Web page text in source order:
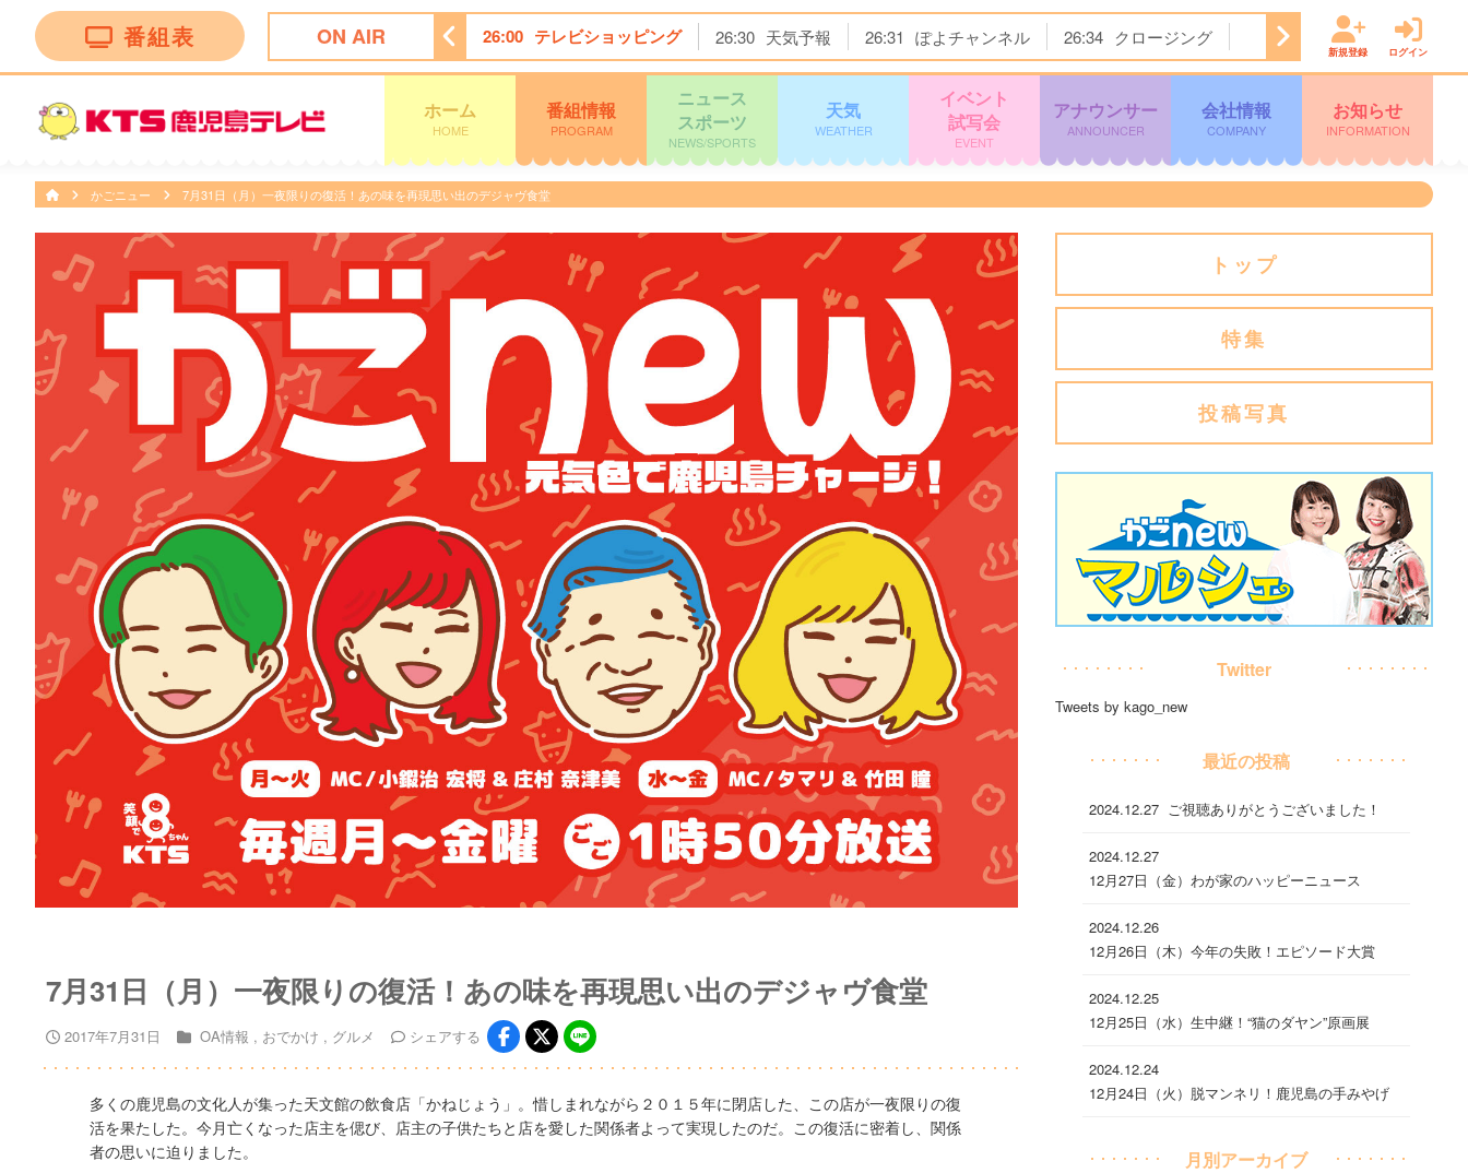
番組表 ON AIR
25:00 あちこちオードリー 25:30 ゴリパラ見聞録 26:00 テレビショッピング 26:30 天気予報 26:31 ぽよチャンネル 26:34 クロージング
新規登録 ログイン
ホーム
HOME
番組情報
PROGRAM
ニュース
スポーツ
NEWS/SPORTS
天気
WEATHER
イベント
試写会
EVENT
アナウンサー
ANNOUNCER
会社情報
COMPANY
お知らせ
INFORMATION
かごニュー 7月31日（月）一夜限りの復活！あの味を再現思い出のデジャヴ食堂
7月31日（月）一夜限りの復活！あの味を再現思い出のデジャヴ食堂
2017年7月31日 OA情報 おでかけ グルメ シェアする
多くの鹿児島の文化人が集った天文館の飲食店「かねじょう」。惜しまれながら２０１５年に閉店した、この店が一夜限りの復
活を果たした。今月亡くなった店主を偲び、店主の子供たちと店を愛した関係者よって実現したのだ。この復活に密着し、関係
者の思いに迫りました。
トップ
特集
投稿写真
Twitter
Tweets by kago_new
最近の投稿
2024.12.27 ご視聴ありがとうございました！
2024.12.27
12月27日（金）わが家のハッピーニュース
2024.12.26
12月26日（木）今年の失敗！エピソード大賞
2024.12.25
12月25日（水）生中継！“猫のダヤン”原画展
2024.12.24
12月24日（火）脱マンネリ！鹿児島の手みやげ
月別アーカイブ